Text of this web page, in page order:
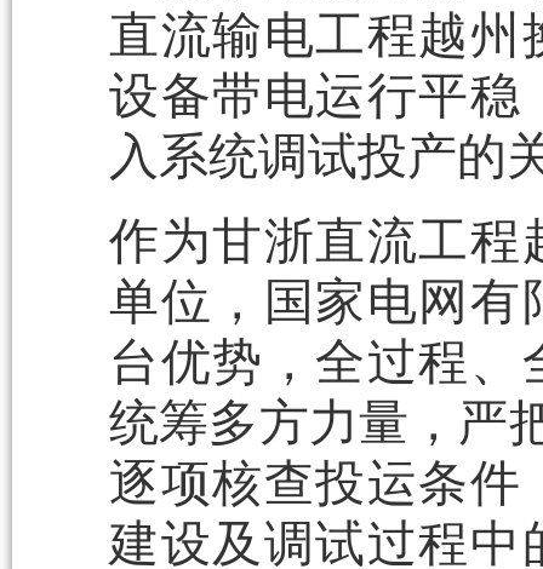
直流输电工程越
设备带电运行平稳
入系统调试投产的
作为甘浙直流工程
单位，国家电网有
台优势，全过程
统筹多方力量，严
逐项核查投运条件
建设及调试过程中